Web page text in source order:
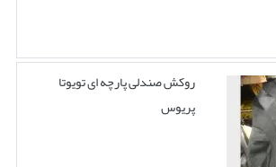
روکش صندلی پارچه ای تویوتا
پریوس